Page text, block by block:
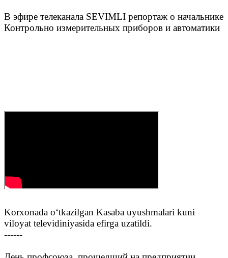
В эфире телеканала SEVIMLI репортаж о начальнике
Контрольно измерительных приборов и автоматики
Korxonada o‘tkazilgan Kasaba uyushmalari kuni
viloyat televidiniyasida efirga uzatildi.‌‌
------